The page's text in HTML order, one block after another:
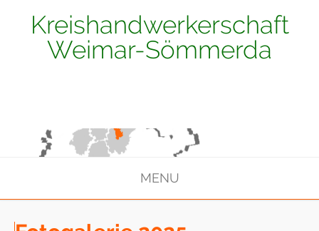
Kreishandwerkerschaft
Weimar-Sömmerda
MENU